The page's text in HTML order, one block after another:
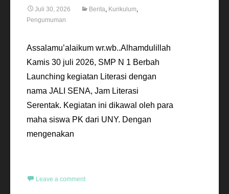
Juli 30, 2026 Berita, Kurikulum,
Pengumuman
Assalamu’alaikum wr.wb..Alhamdulillah
Kamis 30 juli 2026, SMP N 1 Berbah
Launching kegiatan Literasi dengan
nama JALI SENA, Jam Literasi
Serentak. Kegiatan ini dikawal oleh para
maha siswa PK dari UNY. Dengan
mengenakan
Leave a comment